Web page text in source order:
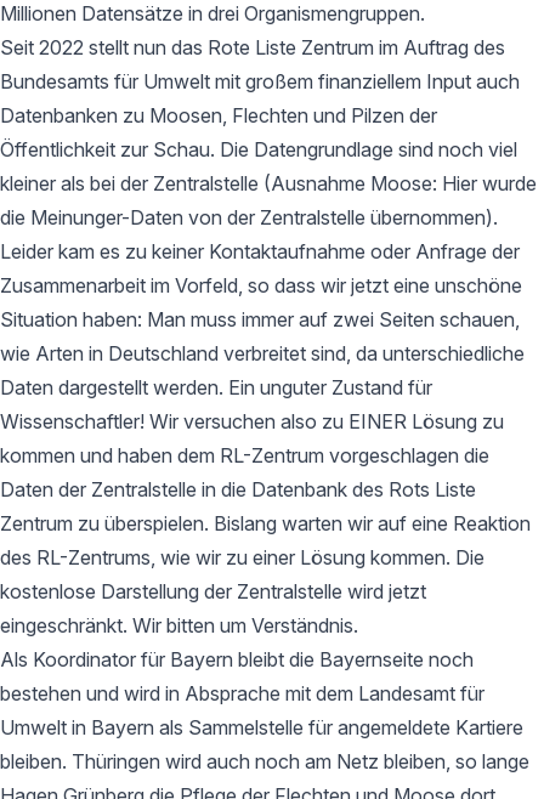
Millionen Datensätze in drei Organismengruppen.
Seit 2022 stellt nun das Rote Liste Zentrum im Auftrag des
Bundesamts für Umwelt mit großem finanziellem Input auch
Datenbanken zu Moosen, Flechten und Pilzen der
Öffentlichkeit zur Schau. Die Datengrundlage sind noch viel
kleiner als bei der Zentralstelle (Ausnahme Moose: Hier wurde
die Meinunger-Daten von der Zentralstelle übernommen).
Leider kam es zu keiner Kontaktaufnahme oder Anfrage der
Zusammenarbeit im Vorfeld, so dass wir jetzt eine unschöne
Situation haben: Man muss immer auf zwei Seiten schauen,
wie Arten in Deutschland verbreitet sind, da unterschiedliche
Daten dargestellt werden. Ein unguter Zustand für
Wissenschaftler! Wir versuchen also zu EINER Lösung zu
kommen und haben dem RL-Zentrum vorgeschlagen die
Daten der Zentralstelle in die Datenbank des Rots Liste
Zentrum zu überspielen. Bislang warten wir auf eine Reaktion
des RL-Zentrums, wie wir zu einer Lösung kommen. Die
kostenlose Darstellung der Zentralstelle wird jetzt
eingeschränkt. Wir bitten um Verständnis.
Als Koordinator für Bayern bleibt die Bayernseite noch
bestehen und wird in Absprache mit dem Landesamt für
Umwelt in Bayern als Sammelstelle für angemeldete Kartiere
bleiben. Thüringen wird auch noch am Netz bleiben, so lange